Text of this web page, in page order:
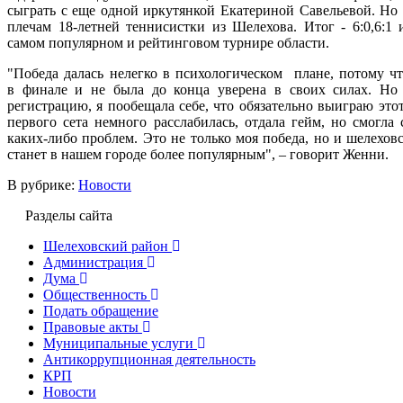
сыграть с еще одной иркутянкой Екатериной Савельевой. Но
плечам 18-летней теннисистки из Шелехова. Итог - 6:0,6:1
самом популярном и рейтинговом турнире области.
"Победа далась нелегко в психологическом плане, потому
в финале и не была до конца уверена в своих силах. Но
регистрацию, я пообещала себе, что обязательно выиграю
первого сета немного расслабилась, отдала гейм, но смогла
каких-либо проблем. Это не только моя победа, но и
станет в нашем городе более популярным", – говорит Женни.
В рубрике: Новости
Разделы сайта
Шелеховский район
Администрация
Дума
Общественность
Подать обращение
Правовые акты
Муниципальные услуги
Антикоррупционная деятельность
КРП
Новости